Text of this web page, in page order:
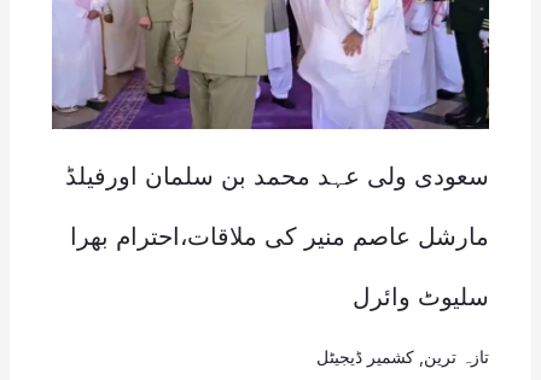
سعودی ولی عہد محمد بن سلمان اورفیلڈ
مارشل عاصم منیر کی ملاقات،احترام بھرا
سلیوٹ وائرل
تازہ ترین کشمیر ڈیجیٹل